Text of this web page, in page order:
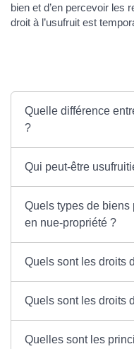
bien et d’en percevoir les
droit à l’usufruit est
Quelle différence
?
Qui peut-être
Quels types de biens
en nue-propriété ?
Quels sont les droits
Quels sont les droits
Quelles sont les